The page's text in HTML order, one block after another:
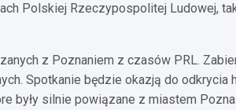
Polskiej Rzeczypospolitej Ludowej,
z Poznaniem z czasów PRL.
Spotkanie będzie okazją do odkrycia
były silnie powiązane z miastem